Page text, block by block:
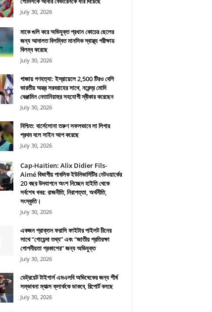
July 30, 2026
মাকে গুলি করে অভিযুক্ত প্রধান কোচের ছেলের
জন্য আদালত বিলম্বিত মানসিক স্বাস্থ্য পরীক্ষায়
বিলম্ব করেছে
July 30, 2026
গাজায় গণহত্যা: ইস্রায়েলে 2,500 টিরও বেশি
ভারতীয় অস্ত্র সরবরাহের সাথে, নরেন্দ্র মোদি
বেঞ্জামিন নেতানিয়াহুর সহযোগী স্বীকার করেছেন
July 30, 2026
নিশ্চিত: বার্সেলোনা তরুণ সফলভাবে লা লিগার
প্রথম দলে সাইন আপ করেছে
July 30, 2026
Cap-Haïtien: Alix Didier Fils-
Aimé বিভাগীয় পাবলিক ইউনিভার্সিটির নেটওয়ার্কের
20 বছর উদযাপনে অংশ নিচ্ছেন হাইতি থেকে
সর্বশেষ খবর: রাজনীতি, নিরাপত্তা, অর্থনীতি,
সংস্কৃতি।
July 30, 2026
একজন প্রাক্তন ফরাসি ফাইটার পাইলট চীনের
সাথে “গোয়েন্দা তথ্য” এবং “জাতীয় প্রতিরক্ষা
গোপনীয়তা প্রকাশের” জন্য অভিযুক্ত
July 30, 2026
ডেট্রয়েট টাইগার্স এমএলবি অভিষেকের জন্য শীর্ষ
সম্ভাবনা ম্যাক্স ক্লার্ককে ডাকবে, রিপোর্ট বলছে
July 30, 2026